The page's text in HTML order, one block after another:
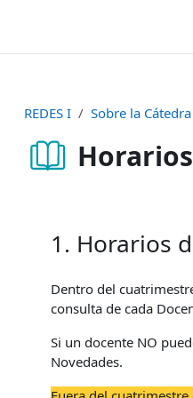
REDES I
Sobre la Cátedra
1. Horarios
Dentro del
consulta de cada
Si un docente NO
Novedades.